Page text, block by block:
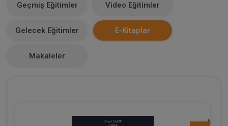
0
Geçmiş Eğitimler Video Eğitimler
Gelecek Eğitimler E-Kitaplar
Makaleler